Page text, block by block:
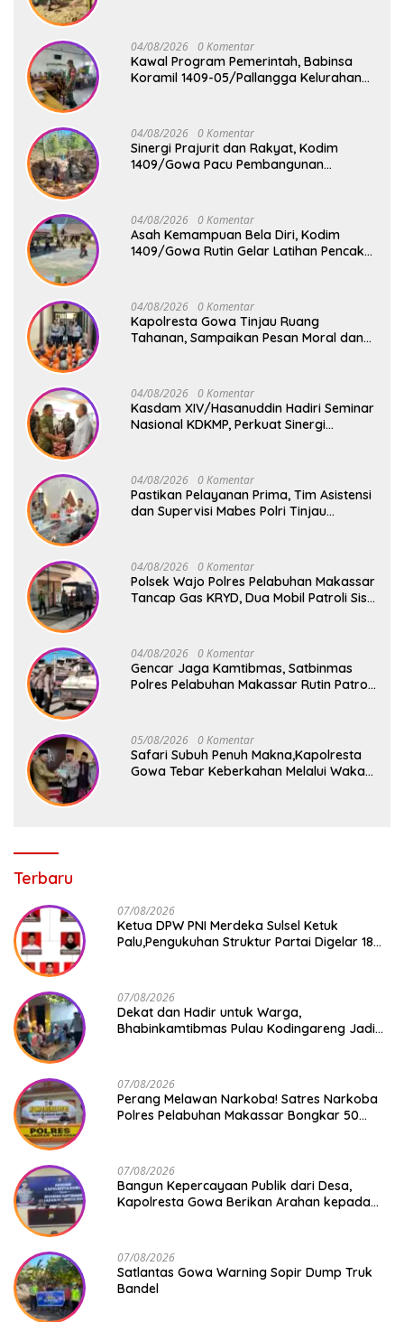
04/08/2026 0 Komentar
Kawal Program Pemerintah, Babinsa
Koramil 1409-05/Pallangga Kelurahan
04/08/2026 0 Komentar
Sinergi Prajurit dan Rakyat, Kodim
1409/Gowa Pacu Pembangunan
04/08/2026 0 Komentar
Asah Kemampuan Bela Diri, Kodim
1409/Gowa Rutin Gelar Latihan Pencak
04/08/2026 0 Komentar
Kapolresta Gowa Tinjau Ruang
Tahanan, Sampaikan Pesan Moral dan
04/08/2026 0 Komentar
Kasdam XIV/Hasanuddin Hadiri Seminar
Nasional KDKMP, Perkuat Sinergi
04/08/2026 0 Komentar
Pastikan Pelayanan Prima, Tim Asistensi
dan Supervisi Mabes Polri Tinjau
04/08/2026 0 Komentar
Polsek Wajo Polres Pelabuhan Makassar
Tancap Gas KRYD, Dua Mobil Patroli Sisir
04/08/2026 0 Komentar
Gencar Jaga Kamtibmas, Satbinmas
Polres Pelabuhan Makassar Rutin Patroli
05/08/2026 0 Komentar
Safari Subuh Penuh Makna,Kapolresta
Gowa Tebar Keberkahan Melalui Wakaf
Terbaru
07/08/2026
Ketua DPW PNI Merdeka Sulsel Ketuk
Palu,Pengukuhan Struktur Partai Digelar 18
07/08/2026
Dekat dan Hadir untuk Warga,
Bhabinkamtibmas Pulau Kodingareng Jadi
07/08/2026
Perang Melawan Narkoba! Satres Narkoba
Polres Pelabuhan Makassar Bongkar 50
07/08/2026
Bangun Kepercayaan Publik dari Desa,
Kapolresta Gowa Berikan Arahan kepada
07/08/2026
Satlantas Gowa Warning Sopir Dump Truk
Bandel